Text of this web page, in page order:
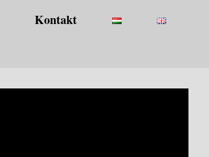
Kontakt